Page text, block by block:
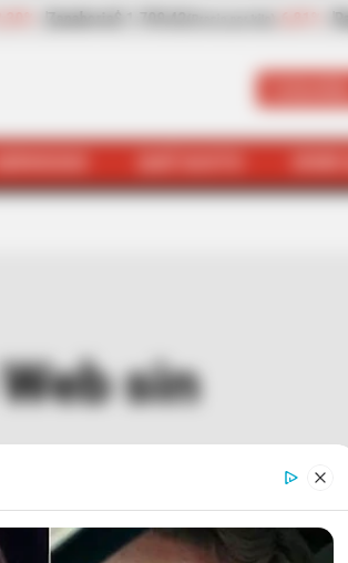
el Código QR?
sin
todo lo que puede hacer con la